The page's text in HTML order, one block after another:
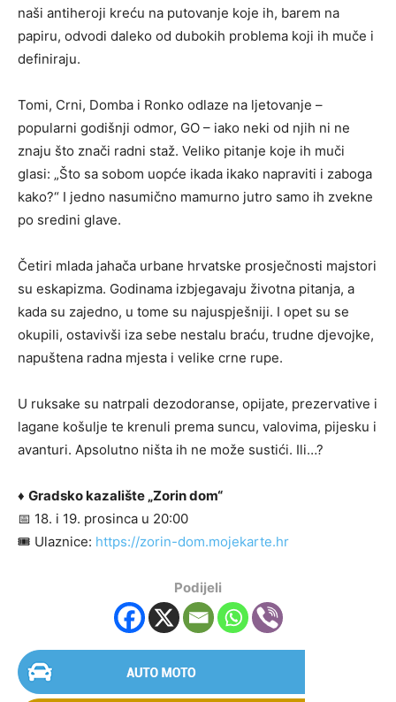
naši antiheroji kreću na putovanje koje ih, barem na
papiru, odvodi daleko od dubokih problema koji ih muče i
definiraju.
Tomi, Crni, Domba i Ronko odlaze na ljetovanje –
popularni godišnji odmor, GO – iako neki od njih ni ne
znaju što znači radni staž. Veliko pitanje koje ih muči
glasi: „Što sa sobom uopće ikada ikako napraviti i zaboga
kako?“ I jedno nasumično mamurno jutro samo ih zvekne
po sredini glave.
Četiri mlada jahača urbane hrvatske prosječnosti majstori
su eskapizma. Godinama izbjegavaju životna pitanja, a
kada su zajedno, u tome su najuspješniji. I opet su se
okupili, ostavivši iza sebe nestalu braću, trudne djevojke,
napuštena radna mjesta i velike crne rupe.
U ruksake su natrpali dezodoranse, opijate, prezervative i
lagane košulje te krenuli prema suncu, valovima, pijesku i
avanturi. Apsolutno ništa ih ne može sustići. Ili…?
♦️ Gradsko kazalište „Zorin dom“
📅 18. i 19. prosinca u 20:00
🎟 Ulaznice: https://zorin-dom.mojekarte.hr
Podijeli